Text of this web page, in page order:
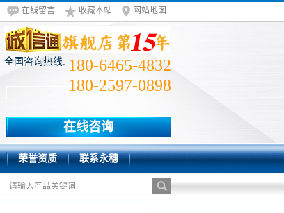
在线留言 收藏本站 网站地图
全国咨询热线: 180-6465-4832
180-2597-0898
在线咨询
荣誉资质 联系永穗